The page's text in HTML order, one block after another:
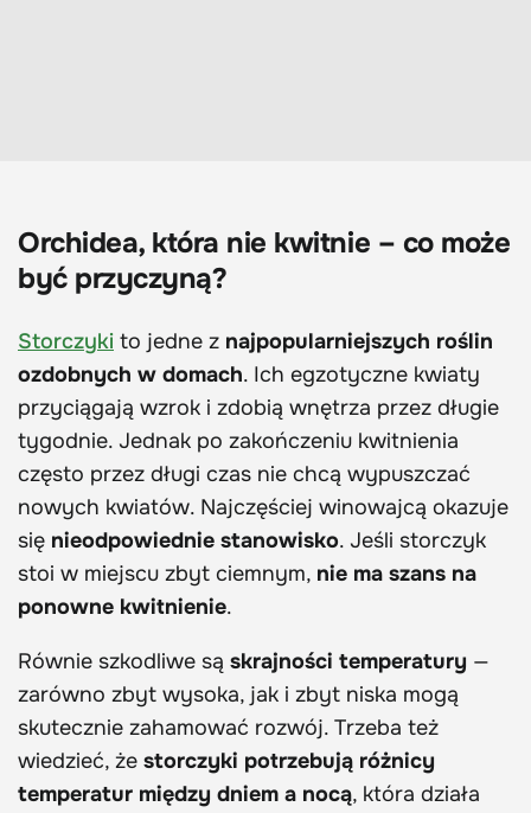
Orchidea, która nie kwitnie – co może
być przyczyną?
Storczyki to jedne z najpopularniejszych roślin
ozdobnych w domach. Ich egzotyczne kwiaty
przyciągają wzrok i zdobią wnętrza przez długie
tygodnie. Jednak po zakończeniu kwitnienia
często przez długi czas nie chcą wypuszczać
nowych kwiatów. Najczęściej winowajcą okazuje
się nieodpowiednie stanowisko. Jeśli storczyk
stoi w miejscu zbyt ciemnym, nie ma szans na
ponowne kwitnienie.
Równie szkodliwe są skrajności temperatury —
zarówno zbyt wysoka, jak i zbyt niska mogą
skutecznie zahamować rozwój. Trzeba też
wiedzieć, że storczyki potrzebują różnicy
temperatur między dniem a nocą, która działa